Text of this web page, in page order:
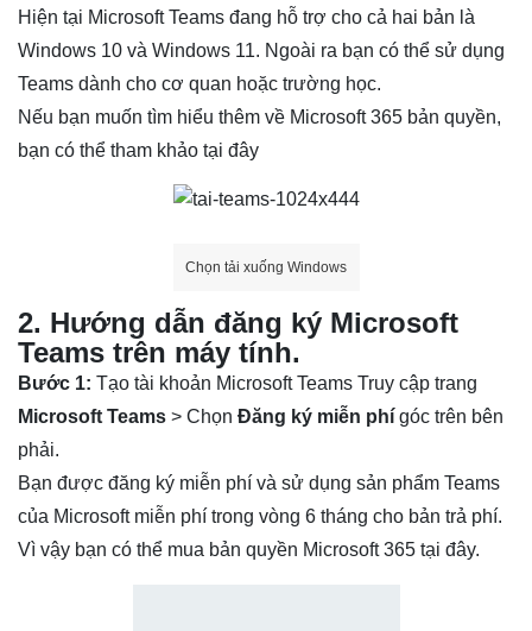
Hiện tại Microsoft Teams đang hỗ trợ cho cả hai bản là
Windows 10 và Windows 11. Ngoài ra bạn có thể sử dụng
Teams dành cho cơ quan hoặc trường học.
Nếu bạn muốn tìm hiểu thêm về Microsoft 365 bản quyền,
bạn có thể tham khảo tại đây
Chọn tải xuống Windows
2. Hướng dẫn đăng ký Microsoft
Teams trên máy tính.
Bước 1: Tạo tài khoản Microsoft Teams Truy cập trang
Microsoft Teams > Chọn Đăng ký miễn phí góc trên bên
phải.
Bạn được đăng ký miễn phí và sử dụng sản phẩm Teams
của Microsoft miễn phí trong vòng 6 tháng cho bản trả phí.
Vì vậy bạn có thể mua bản quyền Microsoft 365 tại đây.